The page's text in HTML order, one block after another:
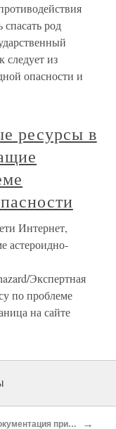
род
из
опасности и
ресурсы в
Интернет,
астероидно-
Экспертная
по проблеме
на сайте
Научная документация прилунения вымпела →